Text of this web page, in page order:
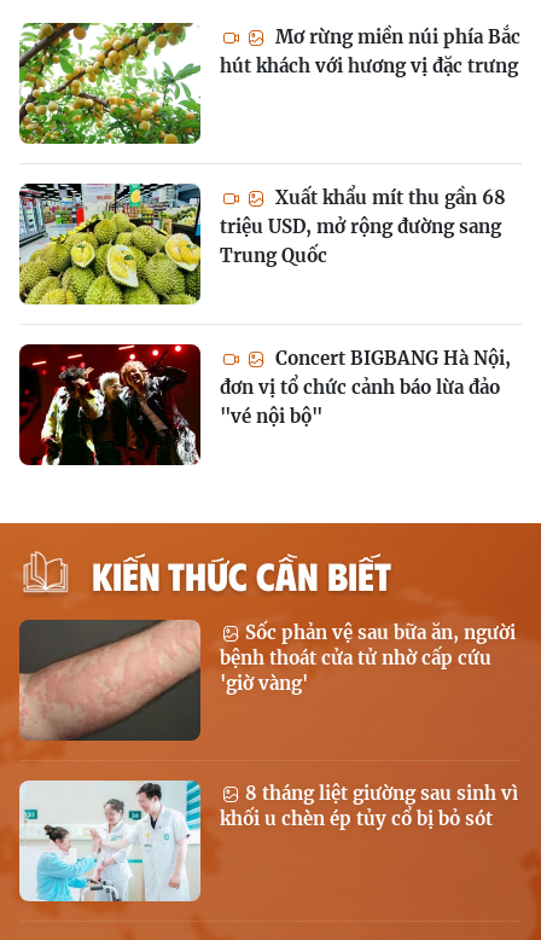
Mơ rừng miền núi phía Bắc
hút khách với hương vị đặc trưng
Xuất khẩu mít thu gần 68
triệu USD, mở rộng đường sang
Trung Quốc
Concert BIGBANG Hà Nội,
đơn vị tổ chức cảnh báo lừa đảo
"vé nội bộ"
KIẾN THỨC CẦN BIẾT
Sốc phản vệ sau bữa ăn, người
bệnh thoát cửa tử nhờ cấp cứu
'giờ vàng'
8 tháng liệt giường sau sinh vì
khối u chèn ép tủy cổ bị bỏ sót